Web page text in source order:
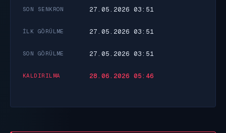
SON SENKRON 27.05.2026 03:51
İLK GÖRÜLME 27.05.2026 03:51
SON GÖRÜLME 27.05.2026 03:51
KALDIRILMA 28.06.2026 05:46